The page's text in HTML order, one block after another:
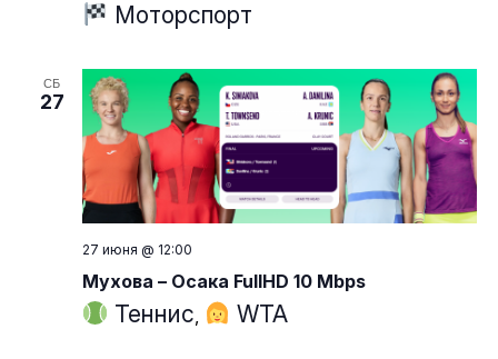
Моторспорт
СБ
27
27 июня @ 12:00
Мухова – Осака FullHD 10 Mbps
Теннис WTA